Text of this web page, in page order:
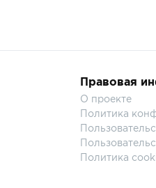
Правовая
О проекте
Политика
Политика